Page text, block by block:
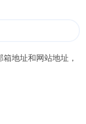
地址和网站地址，